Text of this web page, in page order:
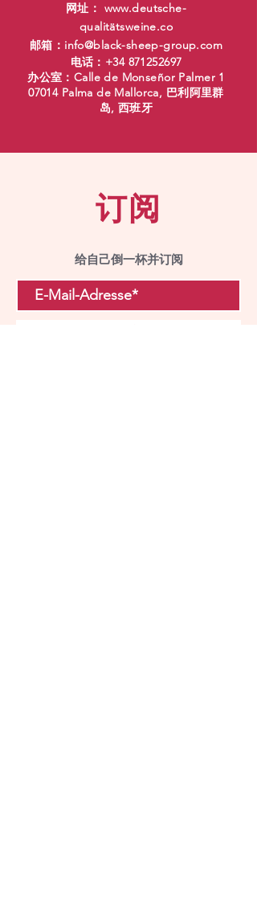
网址： www.deutsche-
qualitätsweine.co
邮箱： info@black-sheep-group.com
电话：+34 871252697
办公室：Calle de Monseñor Palmer 1
07014 Palma de Mallorca, 巴利阿里群
岛, 西班牙
订阅
给自己倒一杯并订阅